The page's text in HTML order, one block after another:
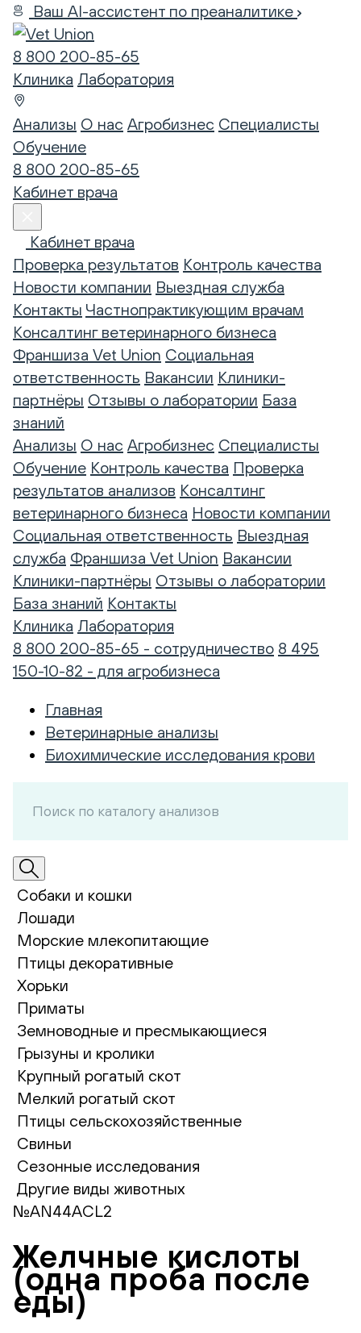
Ваш AI-ассистент по преаналитике
8 800 200-85-65
Клиника Лаборатория
Анализы О нас Агробизнес Специалисты
Обучение
8 800 200-85-65
Кабинет врача
Кабинет врача
Проверка результатов Контроль качества
Новости компании Выездная служба
Контакты Частнопрактикующим врачам
Консалтинг ветеринарного бизнеса
Франшиза Vet Union Социальная
ответственность Вакансии Клиники-
партнёры Отзывы о лаборатории База
знаний
Анализы О нас Агробизнес Специалисты
Обучение Контроль качества Проверка
результатов анализов Консалтинг
ветеринарного бизнеса Новости компании
Социальная ответственность Выездная
служба Франшиза Vet Union Вакансии
Клиники-партнёры Отзывы о лаборатории
База знаний Контакты
Клиника Лаборатория
8 800 200-85-65 - сотрудничество 8 495
150-10-82 - для агробизнеса
Главная
Ветеринарные анализы
Биохимические исследования крови
Собаки и кошки
Лошади
Морские млекопитающие
Птицы декоративные
Хорьки
Приматы
Земноводные и пресмыкающиеся
Грызуны и кролики
Крупный рогатый скот
Мелкий рогатый скот
Птицы сельскохозяйственные
Свиньи
Сезонные исследования
Другие виды животных
№AN44ACL2
Желчные кислоты
(одна проба после
еды)